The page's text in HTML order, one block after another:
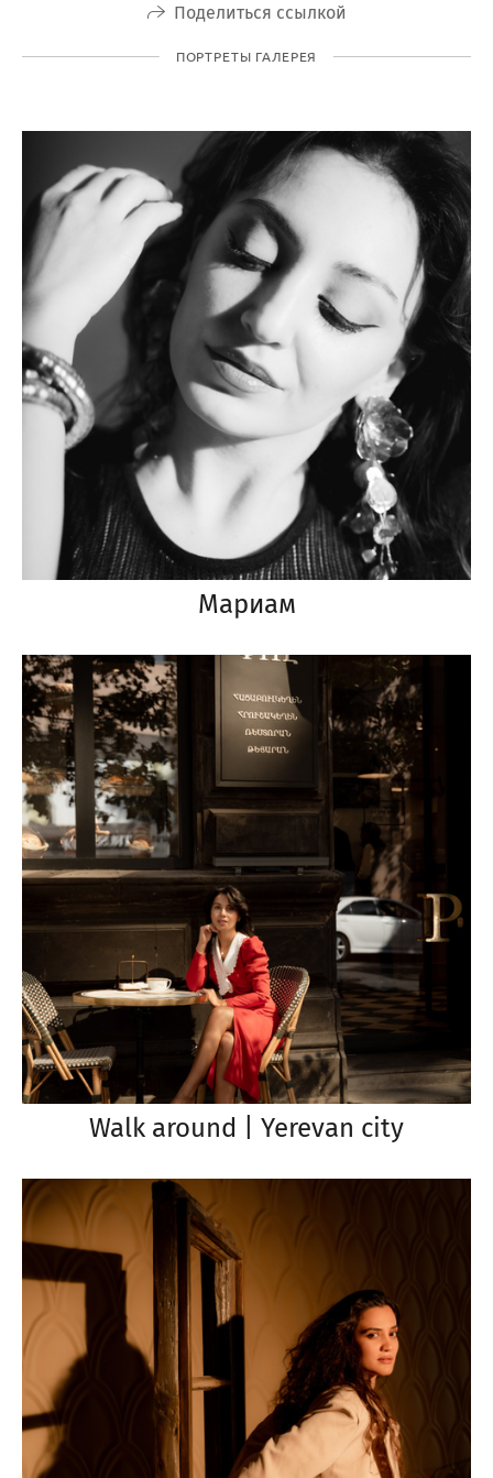
Поделиться ссылкой
ПОРТРЕТЫ ГАЛЕРЕЯ
Мариам
Walk around | Yerevan city